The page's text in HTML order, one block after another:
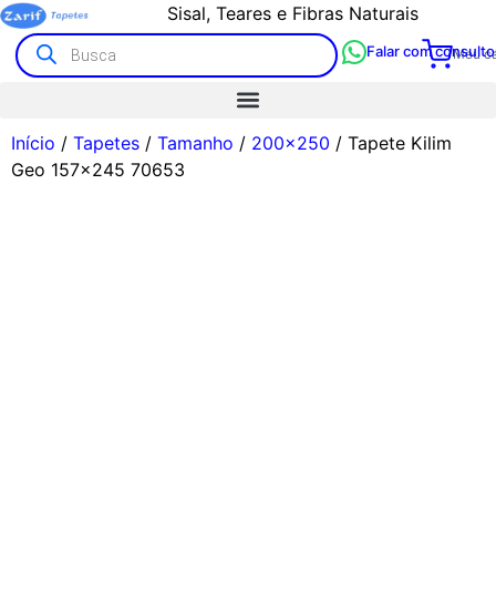
Sisal, Teares e Fibras Naturais
Meu
Falar com
Início / Tapetes / Tamanho / 200x250 / Tapete Kilim
Geo 157×245 70653